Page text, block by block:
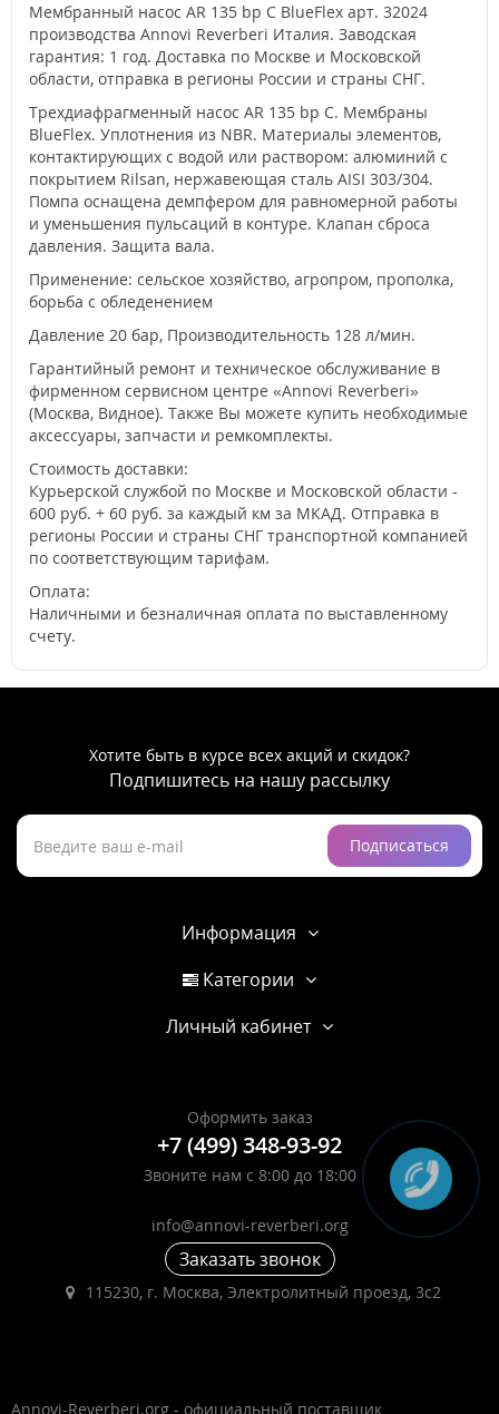
Мембранный насос AR 135 bp C BlueFlex арт. 32024
производства Annovi Reverberi Италия. Заводская
гарантия: 1 год. Доставка по Москве и Московской
области, отправка в регионы России и страны СНГ.
Трехдиафрагменный насос AR 135 bp C. Мембраны
BlueFlex. Уплотнения из NBR. Материалы элементов,
контактирующих с водой или раствором: алюминий с
покрытием Rilsan, нержавеющая сталь AISI 303/304.
Помпа оснащена демпфером для равномерной работы
и уменьшения пульсаций в контуре. Клапан сброса
давления. Защита вала.
Применение: сельское хозяйство, агропром, прополка,
борьба с обледенением
Давление 20 бар, Производительность 128 л/мин.
Гарантийный ремонт и техническое обслуживание в
фирменном сервисном центре «Annovi Reverberi»
(Москва, Видное). Также Вы можете купить необходимые
аксессуары, запчасти и ремкомплекты.
Стоимость доставки:
Курьерской службой по Москве и Московской области -
600 руб. + 60 руб. за каждый км за МКАД. Отправка в
регионы России и страны СНГ транспортной компанией
по соответствующим тарифам.
Оплата:
Наличными и безналичная оплата по выставленному
счету.
Хотите быть в курсе всех акций и скидок?
Подпишитесь на нашу рассылку
Подписаться
Информация
Категории
Личный кабинет
Оформить заказ
+7 (499) 348-93-92
Звоните нам с 8:00 до 18:00
info@annovi-reverberi.org
Заказать звонок
115230, г. Москва, Электролитный проезд, 3с2
Annovi-Reverberi.org - официальный поставщик